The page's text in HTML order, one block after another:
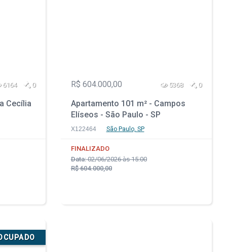
6164 0
Cecília
R$ 604.000,00 5368 0
Apartamento 101 m² - Campos
Elíseos - São Paulo - SP
X122464 São Paulo, SP
FINALIZADO
Data:02/06/2026 às 15:00
R$ 604.000,00